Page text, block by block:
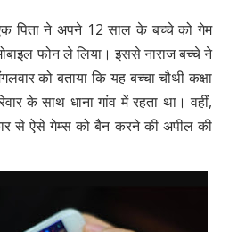
पिता ने अपने 12 साल के बच्चे को गेम
फोन ले लिया। इससे नाराज बच्चे ने
को बताया कि यह बच्चा चौथी कक्षा
के साथ धाना गांव में रहता था। वहीं,
से ऐसे गेम्स को बैन करने की अपील की